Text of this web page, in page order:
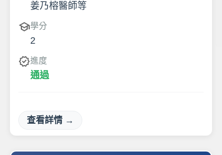
姜乃榕醫師等
school學分
2
verified進度
通過
查看詳情 →